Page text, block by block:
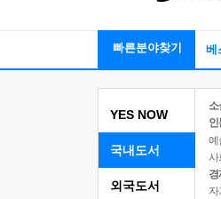
빠른분야찾기 베
YES NOW
국내도서
소
인
예
사
경
자
외국도서